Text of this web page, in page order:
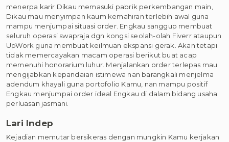
menerpa karir Dikau memasuki pabrik perkembangan main,
Dikau mau menyimpan kaum kemahiran terlebih awal guna
mampu menjumpai situasi order. Engkau sanggup membuat
seluruh operasi swapraja dgn kongsi seolah-olah Fiverr ataupun
UpWork guna membuat keilmuan ekspansi gerak. Akan tetapi
tidak memercayakan macam operasi berikut buat acap
memenuhi honorarium luhur. Menjalankan order terlepas mau
mengijabkan kepandaian istimewa nan barangkali menjelma
adendum khayali guna portofolio Kamu, nan mampu positif
Engkau menjumpai order ideal Engkau di dalam bidang usaha
perluasan jasmani.
Lari Indep
Kejadian memutar bersikeras dengan mungkin Kamu kerjakan